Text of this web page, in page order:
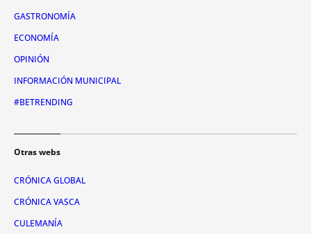
GASTRONOMÍA
ECONOMÍA
OPINIÓN
INFORMACIÓN MUNICIPAL
#BETRENDING
Otras webs
CRÓNICA GLOBAL
CRÓNICA VASCA
CULEMANÍA